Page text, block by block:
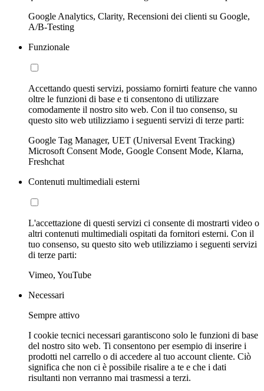
Google Analytics, Clarity, Recensioni dei clienti su Google,
A/B-Testing
Funzionale
Accettando questi servizi, possiamo fornirti feature che vanno
oltre le funzioni di base e ti consentono di utilizzare
comodamente il nostro sito web. Con il tuo consenso, su
questo sito web utilizziamo i seguenti servizi di terze parti:
Google Tag Manager, UET (Universal Event Tracking)
Microsoft Consent Mode, Google Consent Mode, Klarna,
Freshchat
Contenuti multimediali esterni
L'accettazione di questi servizi ci consente di mostrarti video o
altri contenuti multimediali ospitati da fornitori esterni. Con il
tuo consenso, su questo sito web utilizziamo i seguenti servizi
di terze parti:
Vimeo, YouTube
Necessari
Sempre attivo
I cookie tecnici necessari garantiscono solo le funzioni di base
del nostro sito web. Ti consentono per esempio di inserire i
prodotti nel carrello o di accedere al tuo account cliente. Ciò
significa che non ci è possibile risalire a te e che i dati
risultanti non verranno mai trasmessi a terzi.